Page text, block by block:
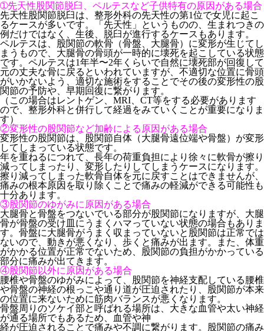
➀先天性股関節脱臼、ペルテスなど子供特有の原因がある場合
先天性股関節脱臼は、整形外科の先天性の第1位で女児に起こ
るケースが多いです。「先天性」というものの、生まれつきの
例だけではなく、生後、脱臼が進行するケースもあります。
ペルテスは、股関節の軟骨（骨盤、大腿骨）に変形が生じてし
まうもので、大腿骨の骨頭が一時的に壊死を起こしている状態
です。ペルテスは1年半〜2年くらいで自然に壊死部が回復して
元の丈夫な骨に戻るといわれていますが、不適切な位置に骨頭
がいかないよう、適切な施術をすることでその後の変形性の股
関節の予防や、早期回復に繋がります。
（この場合はレントゲン、MRI、CT等をする必要があります
ので、整形外科と併行して経過をみていくことが重要になりま
す）
②変形性の股関節など加齢による原因がある場合
変形性の股関節は、股関節自体（大腿骨遠位端や骨盤）が変形
してしまっている状態です。
年を重ねるにつれて、長年の荷重負担により徐々に軟骨が擦り
減ってしまったり、変形したりしてしまうケースになります。
擦り減ってしまった軟骨自体を元に戻すことはできませんが、
痛みの根本原因を取り除くことで痛みの軽減ができる可能性も
十分あります。
③股関節のゆがみに原因がある場合
大腿骨と骨盤をつないでいる部分が股関節になりますが、大腿
骨が骨盤の受け皿にうまくハマっていない状態の場合もありま
す。骨盤に大腿骨がうまく収まっていないと股関節は正常では
ないので、動きが悪くなり、歩くと痛みが出ます。また、体重
がかかる位置が正常でないため、股関節の負担がかかっている
部分に痛みが出てきます。
④股関節以外に原因がある場合
腰椎や骨盤のゆがみによって、股関節を神経支配している腰椎
や骨盤の神経の根っこや通り道が圧迫されたり、股関節が本来
の位置に来ないために筋肉バランスが悪くなります。
骨盤周りのソケイ部と呼ばれる場所は、大きな血管や太い神経
が通る場所でもあるため、血管や神
経が圧迫されることで痛みや不調に繋がります。股関節の痛み